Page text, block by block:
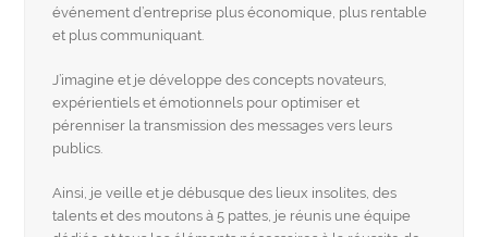
événement d’entreprise plus économique, plus rentable
et plus communiquant.
J’imagine et je développe des concepts novateurs,
expérientiels et émotionnels pour optimiser et
pérenniser la transmission des messages vers leurs
publics.
Ainsi, je veille et je débusque des lieux insolites, des
talents et des moutons à 5 pattes, je réunis une équipe